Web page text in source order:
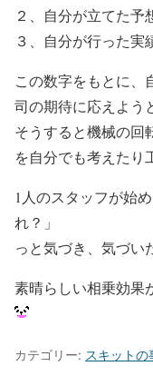
２、自分が立てた
３、自分が行った
この数字をもとに、
司の期待に応えよう
そうすると機械の回
を自分でも考えたり
1人のスタッフが始
れ？」
っと気づき、気づい
素晴らしい相乗効果
カテゴリー: スキットの